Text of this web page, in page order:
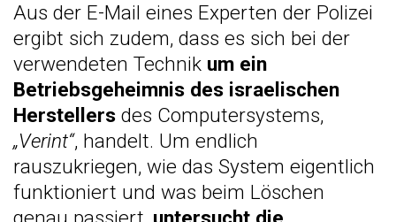
Aus der E-Mail eines Experten der Polizei
ergibt sich zudem, dass es sich bei der
verwendeten Technik um ein
Betriebsgeheimnis des israelischen
Herstellers des Computersystems,
„Verint“, handelt. Um endlich
rauszukriegen, wie das System eigentlich
funktioniert und was beim Löschen